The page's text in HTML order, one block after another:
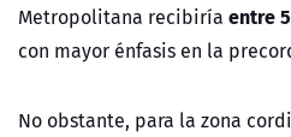
Metropolitana recibiría entre
con mayor énfasis en la
No obstante, para la zona